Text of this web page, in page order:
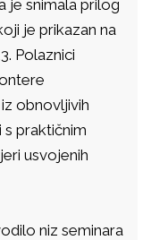
je snimala prilog
je prikazan na
Polaznici
obnovljivih
praktičnim
usvojenih
niz seminara